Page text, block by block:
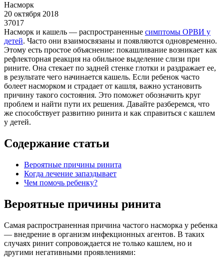
Насморк
20 октября 2018
37017
Насморк и кашель — распространенные симптомы ОРВИ у
детей. Часто они взаимосвязаны и появляются одновременно.
Этому есть простое объяснение: покашливание возникает как
рефлекторная реакция на обильное выделение слизи при
рините. Она стекает по задней стенке глотки и раздражает ее,
в результате чего начинается кашель. Если ребенок часто
болеет насморком и страдает от кашля, важно установить
причину такого состояния. Это поможет обозначить круг
проблем и найти пути их решения. Давайте разберемся, что
же способствует развитию ринита и как справиться с кашлем
у детей.
Содержание статьи
Вероятные причины ринита
Когда лечение запаздывает
Чем помочь ребенку?
Вероятные причины ринита
Самая распространенная причина частого насморка у ребенка
— внедрение в организм инфекционных агентов. В таких
случаях ринит сопровождается не только кашлем, но и
другими негативными проявлениями: